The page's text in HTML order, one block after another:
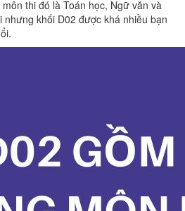
thi đó là Toán học, Ngữ văn và
nhưng khối D02 được khá nhiều bạn